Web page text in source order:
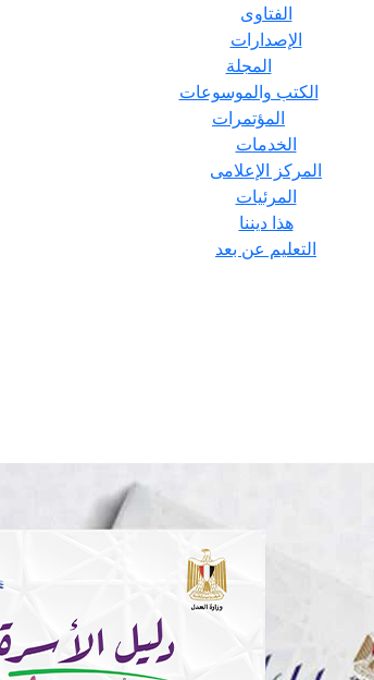
الفتاوى
الإصدارات
المجلة
الكتب والموسوعات
المؤتمرات
الخدمات
المركز الإعلامى
المرئيات
هذا ديننا
التعليم عن بعد